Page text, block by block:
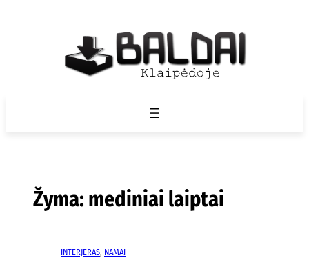
Žyma: mediniai laiptai
INTERJERAS, NAMAI